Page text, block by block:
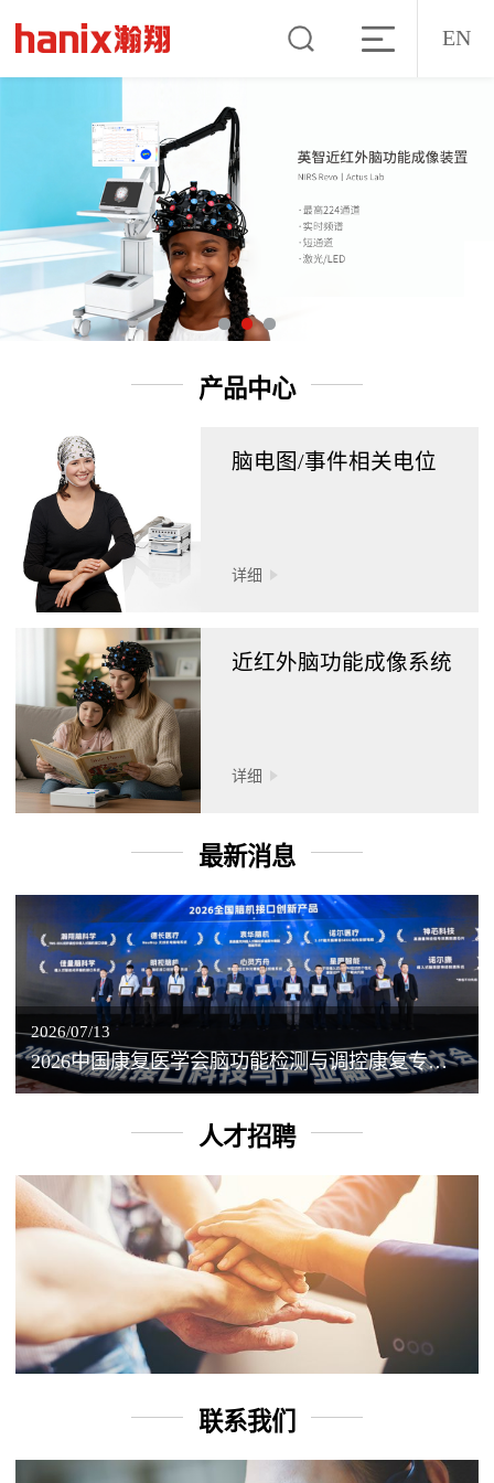
EN
产品中心
脑电图/事件相关电位
详细
近红外脑功能成像系统
详细
最新消息
2026/07/13
2026中国康复医学会脑功能检测与调控康复专业委员会学术年会丨脑客中国：脑机接口——EEG驱动TMS闭环调控工作坊
人才招聘
联系我们